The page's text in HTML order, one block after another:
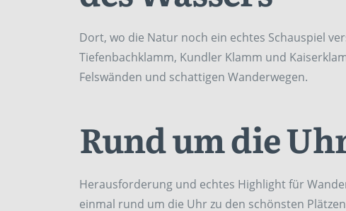
Dort, wo die Natur noch ein echtes Schauspiel
Tiefenbachklamm, Kundler Klamm und
Felswänden und schattigen Wanderwegen.
Rund um die
Herausforderung und echtes Highlight für
einmal rund um die Uhr zu den schönsten